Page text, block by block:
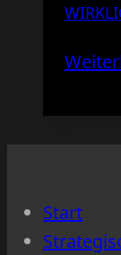
Start